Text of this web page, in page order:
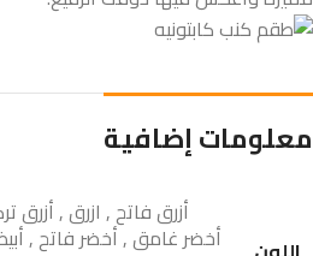
معلومات إضافية
أزرق فاتح , ازرق,أزرق
أخضر غامق,أخضر فاتح ,